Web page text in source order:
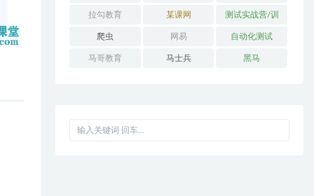
拉勾教育 某课网 测试实战营/训
练营/体系课
爬虫 网易 自动化测试
马哥教育 马士兵 黑马